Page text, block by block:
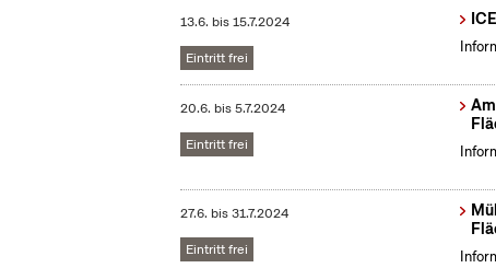
13.6. bis15.7.2024
Eintritt frei
20.6. bis5.7.2024
Eintritt frei
27.6. bis31.7.2024
Eintritt frei